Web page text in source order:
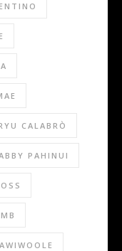
CALABRÒ
PAHINUI